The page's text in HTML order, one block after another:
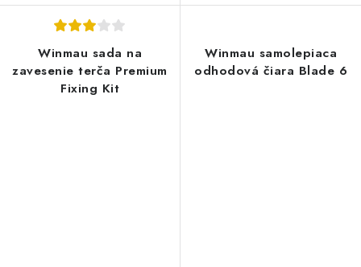
Winmau sada na
zavesenie terča Premium
Fixing Kit
Winmau samolepiaca
odhodová čiara Blade 6